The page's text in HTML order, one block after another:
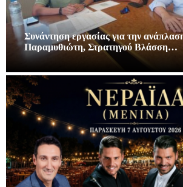
Συνάντηση εργασίας για την
Παραμυθιώτη, Στρατηγού Βλάσση…